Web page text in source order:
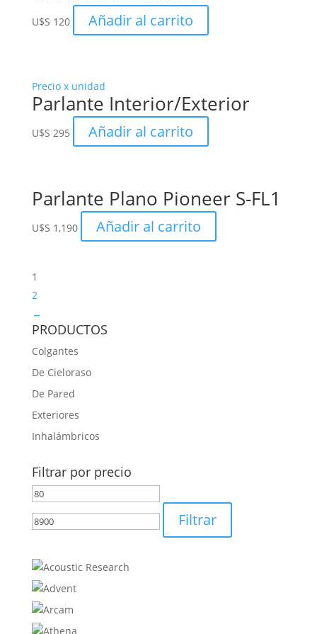
U$S 120 Añadir al carrito
Precio x unidad
Parlante Interior/Exterior
U$S 295 Añadir al carrito
Parlante Plano Pioneer S-FL1
U$S 1,190 Añadir al carrito
1
2
→
PRODUCTOS
Colgantes
De Cieloraso
De Pared
Exteriores
Inhalámbricos
Filtrar por precio
Precio
Filtrar